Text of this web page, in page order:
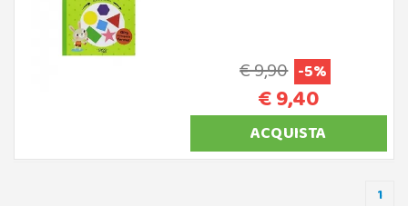
€ 9,90 -5%
€ 9,40
ACQUISTA
1